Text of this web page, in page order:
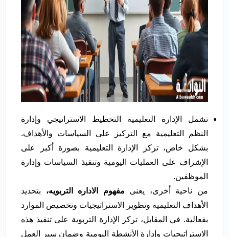
تشمل الإدارة التعليمية التخطيط الاستراتيجي وإدارة
النظم التعليمية مع التركيز على السياسات والأهداف.
بشكل خاص، تركز الإدارة التعليمية بصورة أكبر على
الإشراف على العمليات اليومية وتنفيذ السياسات وإدارة
الموظفين.
من ناحية أخرى، يعنى مفهوم الاداره التربويه، بتحديد
الأهداف التعليمية وتطوير الاستراتيجيات وتخصيص الموارد
بفعالية. في المقابل، تركز الإدارة التربوية على تنفيذ هذه
الاستراتيجيات وإدارة الأنشطة اليومية وضمان سير العمل